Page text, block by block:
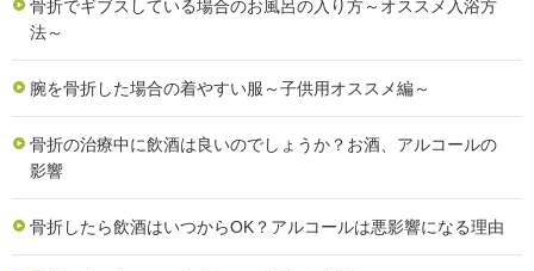
骨折でギブスしている場合のお風呂の入り方～オススメ入浴方
法～
腕を骨折した場合の着やすい服～子供用オススメ編～
骨折の治療中に飲酒は良いのでしょうか？お酒、アルコールの
影響
骨折したら飲酒はいつからOK？アルコールは悪影響になる理由